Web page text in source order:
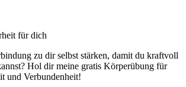
zu dir selbst stärken, damit du kraftvoll
Hol dir meine gratis Körperübung für
und Verbundenheit!